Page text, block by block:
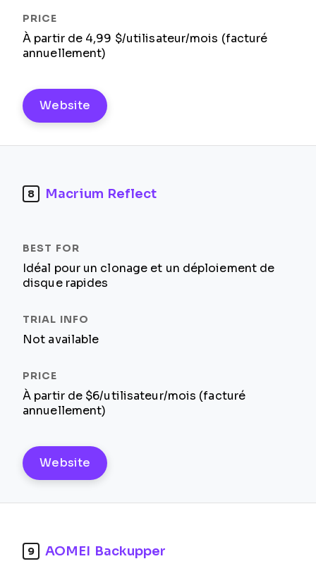
À partir de 4,99 $/utilisateur/mois (facturé
annuellement)
Website
8 Macrium Reflect
Idéal pour un clonage et un déploiement de
disque rapides
Not available
À partir de $6/utilisateur/mois (facturé
annuellement)
Website
9 AOMEI Backupper